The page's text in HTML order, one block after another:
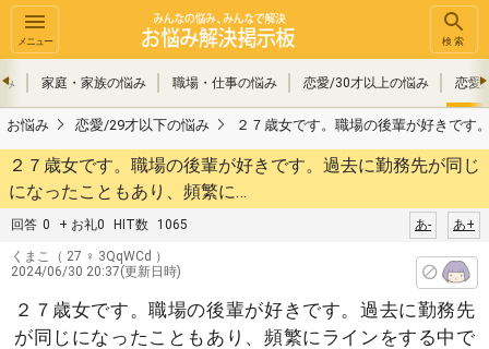
メニュー 検索
家庭・家族の悩み 職場・仕事の悩み 恋愛/30才以上の悩み 恋愛/
お悩み 恋愛/29才以下の悩み ２７歳女です。職場の後輩が好きです
２７歳女です。職場の後輩が好きです。過去に勤務先が同じ
になったこともあり、頻繁に…
回答 0 + お礼0 HIT数 1065 あ+
あ-
くまこ
（ 27 ♀ 3QqWCd ）
2024/06/30 20:37(更新日時)
２７歳女です。職場の後輩が好きです。過去に勤務先
が同じになったこともあり、頻繁にラインをする中で